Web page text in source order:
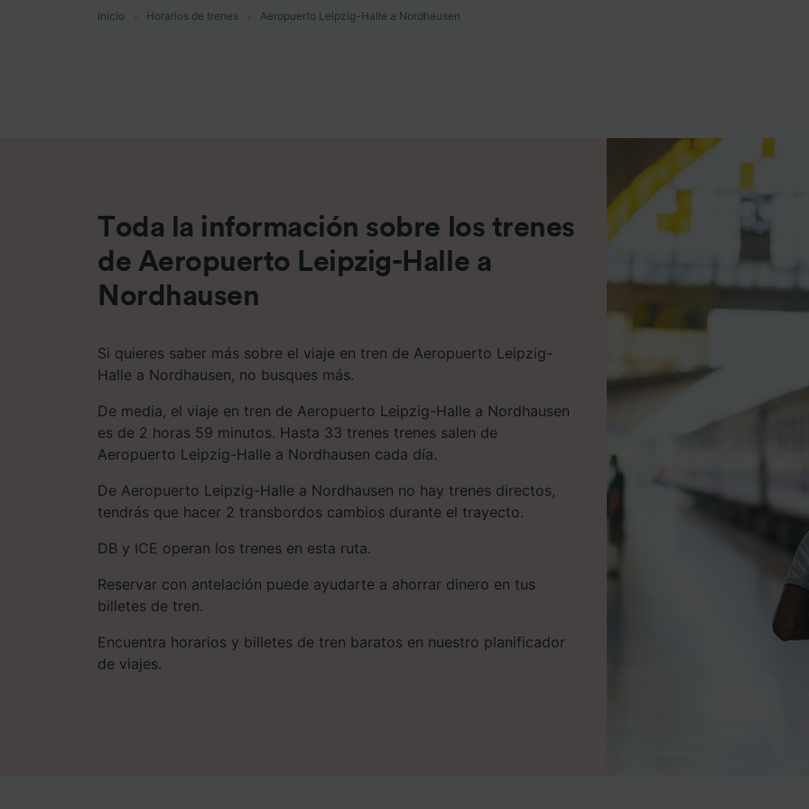
Inicio Horarios de trenes Aeropuerto Leipzig-Halle a Nordhausen
Toda la información sobre los trenes
de Aeropuerto Leipzig-Halle a
Nordhausen
Si quieres saber más sobre el viaje en tren de Aeropuerto Leipzig-
Halle a Nordhausen, no busques más.
De media, el viaje en tren de Aeropuerto Leipzig-Halle a Nordhausen
es de 2 horas 59 minutos. Hasta 33 trenes trenes salen de
Aeropuerto Leipzig-Halle a Nordhausen cada día.
De Aeropuerto Leipzig-Halle a Nordhausen no hay trenes directos,
tendrás que hacer 2 transbordos cambios durante el trayecto.
DB y ICE operan los trenes en esta ruta.
Reservar con antelación puede ayudarte a ahorrar dinero en tus
billetes de tren.
Encuentra horarios y billetes de tren baratos en nuestro planificador
de viajes.
Lista de asociados (proveedores)